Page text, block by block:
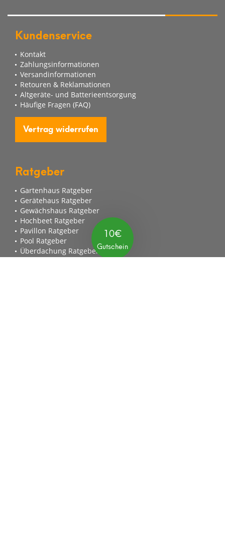
Kundenservice
Kontakt
Zahlungsinformationen
Versandinformationen
Retouren & Reklamationen
Altgeräte- und Batterieentsorgung
Häufige Fragen (FAQ)
Vertrag widerrufen
Ratgeber
Gartenhaus Ratgeber
Gerätehaus Ratgeber
Gewächshaus Ratgeber
Hochbeet Ratgeber
Pavillon Ratgeber
Pool Ratgeber
Überdachung Ratgeber